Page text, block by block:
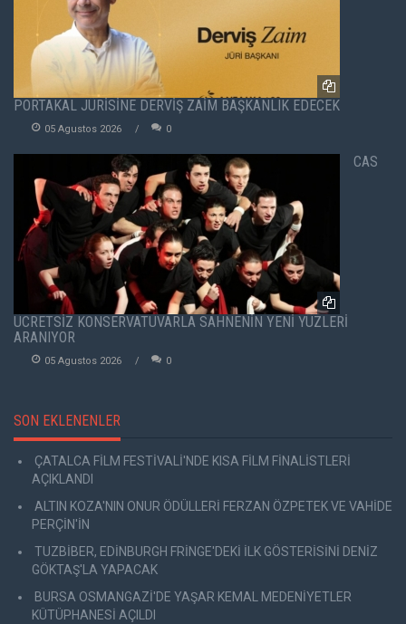
PORTAKAL JÜRİSİNE DERVİŞ ZAİM BAŞKANLIK EDECEK
05 Agustos 2026 0
CAS
ÜCRETSİZ KONSERVATUVARLA SAHNENİN YENİ YÜZLERİ
ARANIYOR
05 Agustos 2026 0
SON EKLENENLER
ÇATALCA FİLM FESTİVALİ'NDE KISA FİLM FİNALİSTLERİ
AÇIKLANDI
ALTIN KOZA'NIN ONUR ÖDÜLLERİ FERZAN ÖZPETEK VE VAHİDE
PERÇİN'İN
TUZBİBER, EDİNBURGH FRİNGE'DEKİ İLK GÖSTERİSİNİ DENİZ
GÖKTAŞ'LA YAPACAK
BURSA OSMANGAZİ'DE YAŞAR KEMAL MEDENİYETLER
KÜTÜPHANESİ AÇILDI